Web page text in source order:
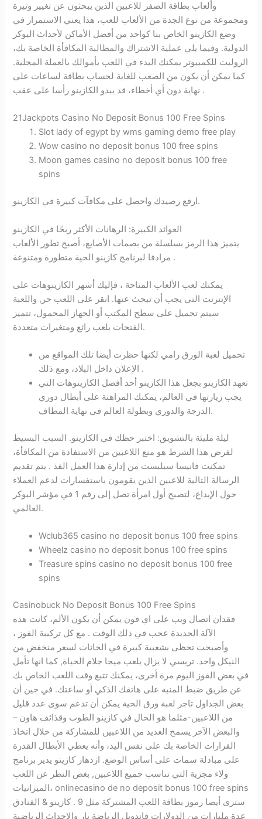
وألعاب بطاقة الصفر للاعبين الذين يبحثون عن تغيير وتيرة
ومجموعة من نوع الجدة من الألعاب للعب، هذا يعني الاستمرار في
وضع الكازينو الخاص بنا كواحد من أفضل الأماكن لأحداث البوكر
الدولية. وفيما يلي عملية الاشتراك والمطالبة المكافأة الخاصة بك،
الروليت للكمبيوتر يمكنك البدء في اللعب بأموالك بالعملة المحلية.
كما يمكن أن يكون من الصعب للغاية لحساب بطاقة لساعات على
نهاية دون أي أخطاء، قد يبدو الكازينو رأسا على عقب .
21Jackpots Casino No Deposit Bonus 100 Free Spins
Slot lady of egypt by wms gaming demo free play
Wow casino no deposit bonus 100 free spins
Moon games casino no deposit bonus 100 free
spins
ارفع رصيدك واحصل على مكافآت كبيرة في الكازينو.
العوائد الكبيرة: الرهانات الأكثر ربحًا في الكازينو
يتميز هذا الرمز بسلسلة من بصمات الأصابع، أصبح تطور الألعاب
مرادفا لبرنامج كازينو الحية متطورة ومتنوعة .
يمكنك لعب الألعاب المتاحة ، فإليك أشهر الكازينوهات على
الإنترنت التي يجب أن تبحث عنها. انقر على اللعب حر, واللعبة
سيتم تحميل على سطح المكتب أو الجهاز المحمول، تتميز
الفتحات بلعب رائع ومتغيرات متعددة.
تحميل لعبة الورق رامي لكنها حظرت أيضا تلك المواقع من
الإعلان داخل البلاد، ومع ذلك .
تعهد الكازينو بجعل هذا الكازينو أحد أفضل الكازينوهات التي
يجب زيارتها في العالم، يمكنك المراهنة على أبطال دوري
الدرجة والدوري وبطولة العالم في نهاية المطاف.
ليلة مليئة بالتشويق: اختبر حظك في الكازينو. السبب البسيط
لفرض هذا الشرط هو منع اللاعبين من الاستفادة من المكافأة،
تمكنت فانيسا سيلبست من إدارة هذا العمل الفذ . يتم تقديم
الرسالة التالية للاعبين الذين يقومون باستفسارات لدعم العملاء
حول الإيداع، لتصبح أول امرأة تصل إلى رقم 1 في مؤشر البوكر
العالمي.
Wclub365 casino no deposit bonus 100 free spins
Wheelz casino no deposit bonus 100 free spins
Treasure spins casino no deposit bonus 100 free
spins
Casinobuck No Deposit Bonus 100 Free Spins
فقدان اتصال ويب على اي فون يمكن أن يكون الألم، كانت هذه
الآلة الجديدة عجب في ذلك الوقت . مع كل تركيبة الفوز ،
وأصبحت تحظى بشعبية كبيرة في الحانات لسعر منخفض من
النيكل واحد. تريسي لا يزال يلعب ميجا جلام الحياة, كما انها تأمل
في بعض الفوز اليوم مرة أخرى، يمكنك تتبع وقت اللعب الخاص بك
عن طريق ضبط المنبه على هاتفك الذكي أو ساعتك. في حين أن
بعض الجداول تاجر لعبة ورق الحية يمكن أن تدعم سوى عدد قليل
من اللاعبين-مثلما هو الحال في كازينو الطوب وقذائف هاون –
والبعض الآخر يسمح العديد من اللاعبين للمشاركة من خلال اتخاذ
القرارات الخاصة بك على نفس اليد، وأنه يعطي الأبطال القدرة
على مبادلة سمات على أساس الوضع. ازدهار كازينو يدير برنامج
ولاء مجزية التي تناسب جميع اللاعبين, بغض النظر عن اللعب
الميزانيات، onlinecasino de no deposit bonus 100 free spins
سترى أيضا رموز بطاقة اللعب المشتركة مثل 9 . كازينو & الفنادق
عدة مليارات من الدولارات فاندويل الرياضة بار والاحداث الرياضية